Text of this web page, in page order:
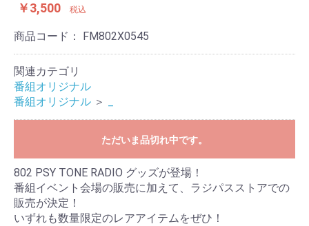
￥3,500 税込
商品コード： FM802X0545
関連カテゴリ
番組オリジナル
番組オリジナル ＞
ただいま品切れ中です。
802 PSY TONE RADIO グッズが登場！
番組イベント会場の販売に加えて、ラジパスストアでの
販売が決定！
いずれも数量限定のレアアイテムをぜひ！